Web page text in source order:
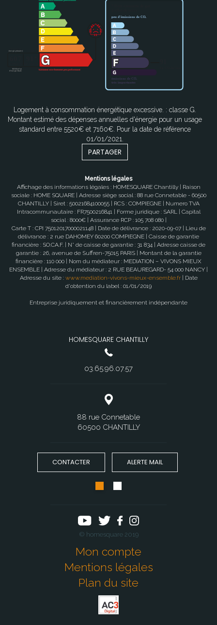
Logement à consommation énergétique excessive. : classe G.
Montant estimé des dépenses annuelles d'énergie pour un usage
standard entre 5520€ et 7160€. Pour la date de référence
01/01/2021.
PARTAGER
Mentions légales
Affichage des informations légales : HOMESQUARE Chantilly | Raison
sociale : HOME SQUARE | Adresse siège social : 88 rue Connetable - 60500
CHANTILLY | Siret : 50021684100055 | RCS : COMPIEGNE | Numero TVA
Intracommunautaire : FR7500216841 | Forme juridique : SARL | Capital
social : 8000€ | Assurance RCP : 105 708 080 |
Carte T : CPI 75012017000021148 | Date de délivrance : 2020-09-07 | Lieu de
délivrance : 2 rue DAHOMEY 60200 COMPIEGNE | Caisse de garantie
financière : SO.CA.F. | N° de caisse de garantie : 31 834 | Adresse caisse de
garantie : 26, avenue de Suffren-75015 PARIS | Montant de la garantie
financière : 110 000 | Nom du médiateur : MEDIATION – VIVONS MIEUX
ENSEMBLE | Adresse du médiateur : 2 RUE BEAUREGARD- 54 000 NANCY |
Adresse du site : www.mediation-vivons-mieux-ensemble.fr| Date
d'obtention du label : 01/01/2019
Entreprise juridiquement et financièrement indépendante
HOMESQUARE CHANTILLY
03.65.96.07.57
88 rue Connetable
60500 CHANTILLY
CONTACTER ALERTE MAIL
© homesquare 2019
Mon compte
Mentions légales
Plan du site